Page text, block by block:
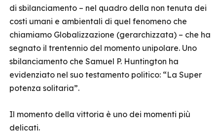
di sbilanciamento – nel quadro della non tenuta dei
costi umani e ambientali di quel fenomeno che
chiamiamo Globalizzazione (gerarchizzata) – che ha
segnato il trentennio del momento unipolare. Uno
sbilanciamento che Samuel P. Huntington ha
evidenziato nel suo testamento politico: “La Super
potenza solitaria”.
Il momento della vittoria è uno dei momenti più
delicati.